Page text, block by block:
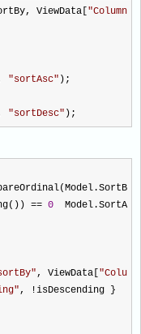
ViewData[ "Column
"sortAsc" );
"sortDesc" );
== 0
Model.SortA
", ViewData[ "Colu
", !isDescending }